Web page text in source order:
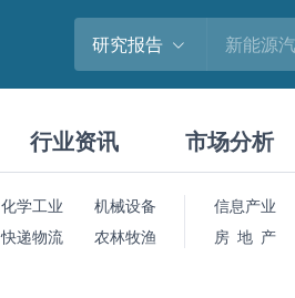
研究报告
行业资讯 市场分析
化学工业
机械设备
快递物流 农林牧渔
信息产业
房 地 产